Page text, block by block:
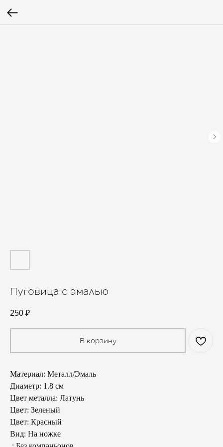
Пуговица с эмалью
250 ₽
В корзину
Материал: Металл/Эмаль
Диаметр: 1.8 см
Цвет металла: Латунь
Цвет: Зеленый
Цвет: Красный
Вид: На ножке